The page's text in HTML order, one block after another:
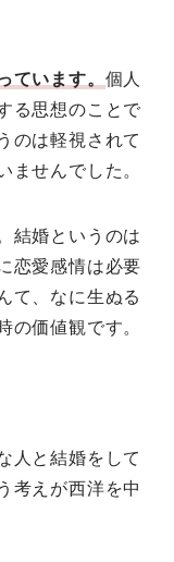
ています。 個人
る思想のことで
のは軽視されて
せんでした。
結婚というのは
恋愛感情は必要
て、なに生ぬる
価値観です。
人と結婚をして
考えが西洋を中